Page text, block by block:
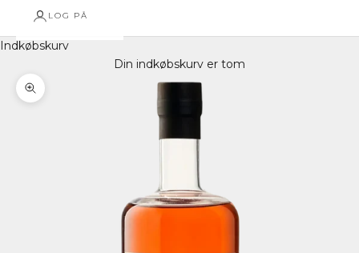
LOG PÅ
Indkøbskurv
Din indkøbskurv er tom
Zoom